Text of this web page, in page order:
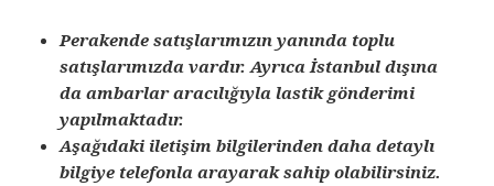
Perakende satışlarımızın yanında toplu
satışlarımızda vardır. Ayrıca İstanbul dışına
da ambarlar aracılığıyla lastik gönderimi
yapılmaktadır.
Aşağıdaki iletişim bilgilerinden daha detaylı
bilgiye telefonla arayarak sahip olabilirsiniz.